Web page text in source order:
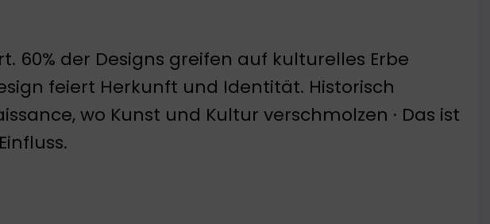
60% der Designs greifen auf kulturelles Erbe
feiert Herkunft und Identität. Historisch
wo Kunst und Kultur verschmolzen · Das ist